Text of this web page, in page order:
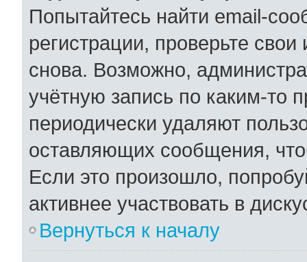
Попытайтесь найти email-
регистрации, проверьте
снова. Возможно,
учётную запись по каким-то
периодически удаляют
оставляющих сообщения,
Если это произошло,
активнее участвовать в
Вернуться к началу